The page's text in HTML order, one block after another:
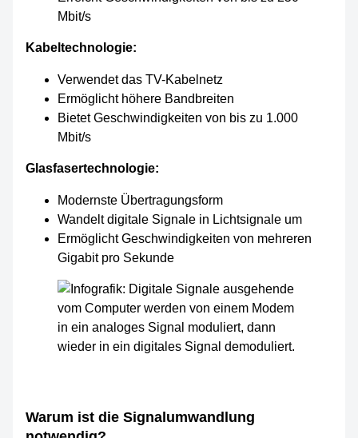
Mbit/s
Kabeltechnologie:
Verwendet das TV-Kabelnetz
Ermöglicht höhere Bandbreiten
Bietet Geschwindigkeiten von bis zu 1.000
Mbit/s
Glasfasertechnologie:
Modernste Übertragungsform
Wandelt digitale Signale in Lichtsignale um
Ermöglicht Geschwindigkeiten von mehreren
Gigabit pro Sekunde
Warum ist die Signalumwandlung